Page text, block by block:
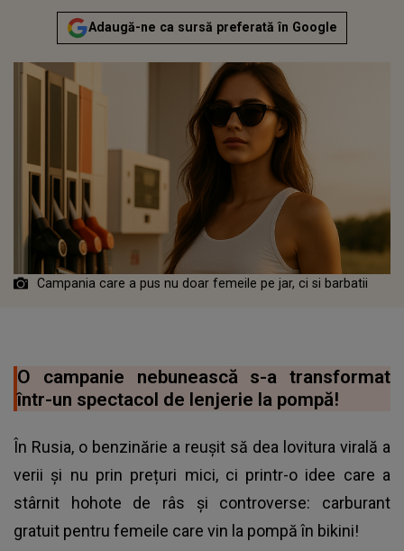
Adaugă-ne ca sursă preferată în Google
Campania care a pus nu doar femeile pe jar, ci si barbatii
O campanie nebunească s-a transformat
într-un spectacol de lenjerie la pompă!
În Rusia, o benzinărie a reușit să dea lovitura virală a
verii și nu prin prețuri mici, ci printr-o idee care a
stârnit hohote de râs și controverse: carburant
gratuit pentru femeile care vin la pompă în bikini!